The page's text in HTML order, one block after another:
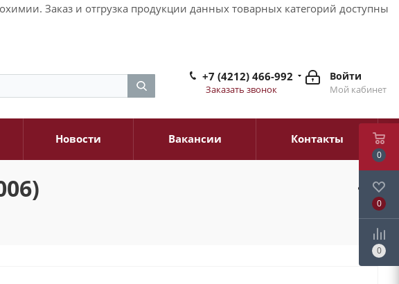
Заказ и отгрузка продукции данных товарных категорий доступны
Войти
Мой кабинет
+7 (4212) 466-992
Заказать звонок
Новости Вакансии Контакты
0
0
0